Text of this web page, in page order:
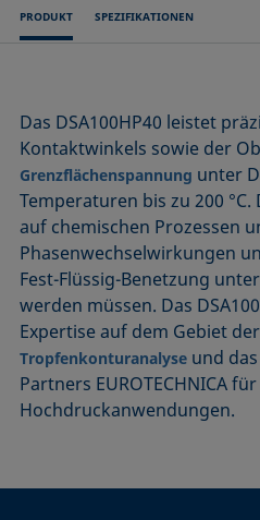
PRODUKT SPEZIFIKATIONEN
Das DSA100HP40 leistet
Kontaktwinkels sowie der
Grenzflächenspannung unter
Temperaturen bis zu 200
auf chemischen Prozessen
Phasenwechselwirkungen
Fest-Flüssig-Benetzung
werden müssen. Das
Expertise auf dem Gebiet
Tropfenkonturanalyse und
Partners EUROTECHNICA für
Hochdruckanwendungen.